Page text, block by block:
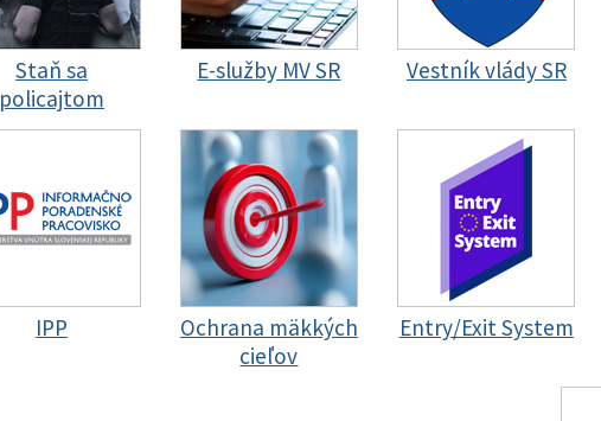
Staň sa
policajtom
E-služby MV SR Vestník vlády SR
IPP
Ochrana mäkkých
cieľov
Entry/Exit System